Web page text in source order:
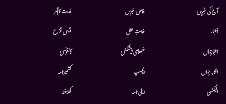
آج کی خبریں
أخبار
اخبارجہاں
افکارِ جہاں
الیکشن
خاص خبریں
خدمتِ خلق
خصوصی پیشکش
دلچسپ
دہلی نامہ
قدرت کاقہر
قوس قزح
کانفرنس
کشمیرنامہ
کھلاخط